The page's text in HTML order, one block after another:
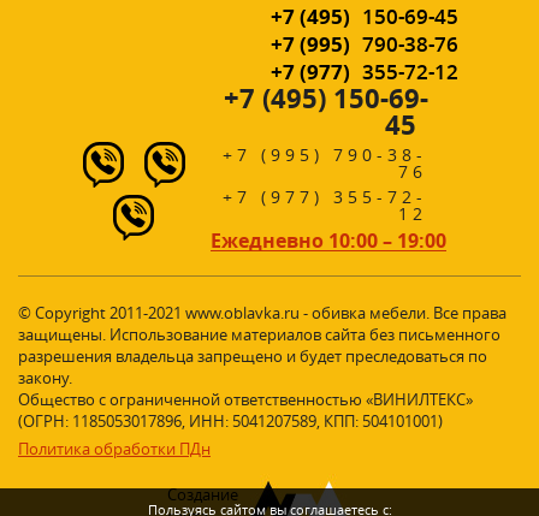
Пользуясь сайтом вы соглашаетесь с:
+7 (495) 150-69-45
+7 (995) 790-38-76
+7 (977) 355-72-12
+7 (495) 150-69-
45
+7 (995) 790-38-
76
+7 (977) 355-72-
12
Ежедневно 10:00 – 19:00
© Copyright 2011-2021 www.oblavka.ru - обивка мебели. Все права
защищены. Использование материалов сайта без письменного
разрешения владельца запрещено и будет преследоваться по
закону.
Общество с ограниченной ответственностью «ВИНИЛТЕКС»
(ОГРН: 1185053017896, ИНН: 5041207589, КПП: 504101001)
Политика обработки ПДн
Создание